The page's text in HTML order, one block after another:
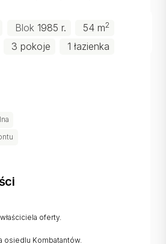
Blok 1985 r. 54 m2
3 pokoje 1 łazienka
oferty.
osiedlu Kombatantów.